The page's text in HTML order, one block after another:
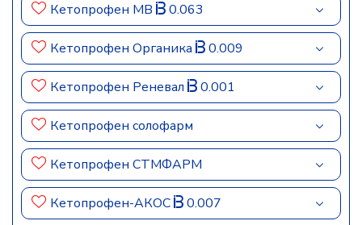
Кетопрофен МВ 0.063
Кетопрофен Органика 0.009
Кетопрофен Реневал 0.001
Кетопрофен солофарм
Кетопрофен СТМФАРМ
Кетопрофен-АКОС 0.007